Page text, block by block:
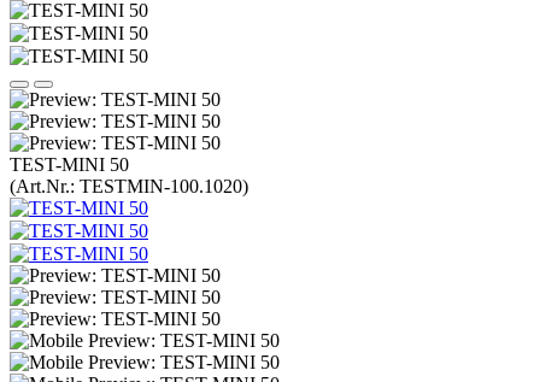
TEST-MINI 50
(Art.Nr.: TESTMIN-100.1020)